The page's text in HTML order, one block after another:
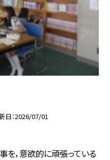
日 2026/07/01
を，意欲的に頑張っている